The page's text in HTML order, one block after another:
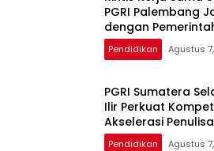
PGRI Palembang
dengan
Pendidikan Agustus
PGRI Sumatera
Ilir Perkuat
Akselerasi
Pendidikan Agustus